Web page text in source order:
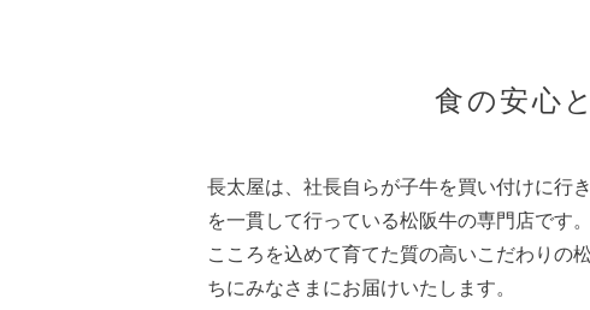
食の安心
長太屋は、社長自らが子牛を買い付けに行
を一貫して行っている松阪牛の専門店です。
こころを込めて育てた質の高いこだわりの
ちにみなさまにお届けいたします。